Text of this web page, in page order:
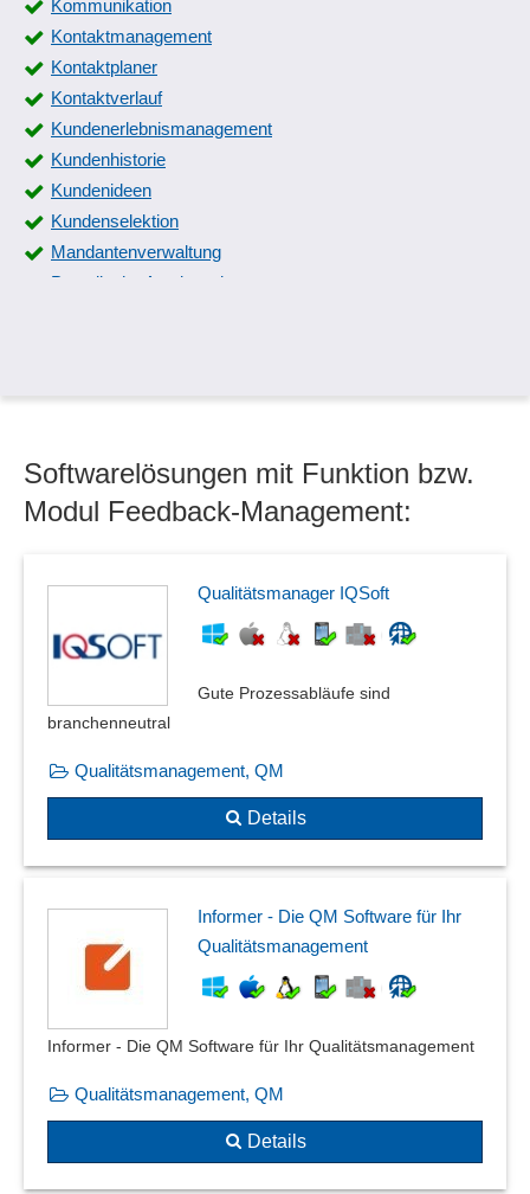
Kommunikation
Kontaktmanagement
Kontaktplaner
Kontaktverlauf
Kundenerlebnismanagement
Kundenhistorie
Kundenideen
Kundenselektion
Mandantenverwaltung
Postalische Autokorrektur
Softwarelösungen mit Funktion bzw.
Modul Feedback-Management:
Qualitätsmanager IQSoft
Gute Prozessabläufe sind
branchenneutral
Qualitätsmanagement, QM
Details
Informer - Die QM Software für Ihr
Qualitätsmanagement
Informer - Die QM Software für Ihr Qualitätsmanagement
Qualitätsmanagement, QM
Details